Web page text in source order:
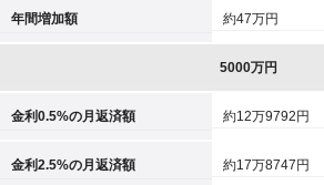
年間増加額 約47万円
5000万円
金利0.5%の月返済額 約12万9792円
金利2.5%の月返済額 約17万8747円